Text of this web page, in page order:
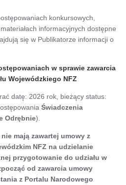
konkursowych,
informacyjnych dostępne
się w Publikatorze informacji o
w sprawie zawarcia
Wojewódzkiego NFZ
datę: 2026 rok, bieżący status:
Świadczenia
Odrębnie).
mają zawartej umowy z
NFZ na udzielanie
przygotowanie do udziału w
od zawarcia umowy
z Portalu Narodowego